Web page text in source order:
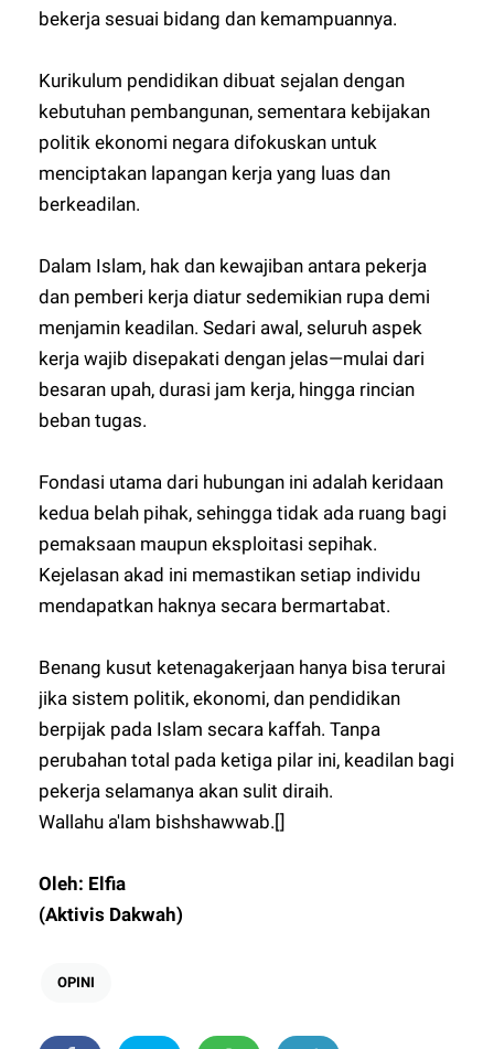
bekerja sesuai bidang dan kemampuannya.
Kurikulum pendidikan dibuat sejalan dengan
kebutuhan pembangunan, sementara kebijakan
politik ekonomi negara difokuskan untuk
menciptakan lapangan kerja yang luas dan
berkeadilan.
Dalam Islam, hak dan kewajiban antara pekerja
dan pemberi kerja diatur sedemikian rupa demi
menjamin keadilan. Sedari awal, seluruh aspek
kerja wajib disepakati dengan jelas—mulai dari
besaran upah, durasi jam kerja, hingga rincian
beban tugas.
Fondasi utama dari hubungan ini adalah keridaan
kedua belah pihak, sehingga tidak ada ruang bagi
pemaksaan maupun eksploitasi sepihak.
Kejelasan akad ini memastikan setiap individu
mendapatkan haknya secara bermartabat.
Benang kusut ketenagakerjaan hanya bisa terurai
jika sistem politik, ekonomi, dan pendidikan
berpijak pada Islam secara kaffah. Tanpa
perubahan total pada ketiga pilar ini, keadilan bagi
pekerja selamanya akan sulit diraih.
Wallahu a'lam bishshawwab.[]
Oleh: Elfia
(Aktivis Dakwah)
OPINI